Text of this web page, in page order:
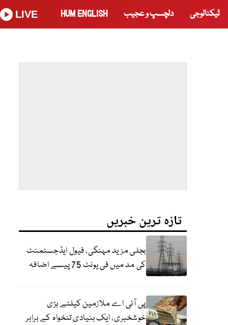
ٹیکنالوجی دلچسپ و عجیب HUM ENGLISH
LIVE
تازہ ترین خبریں
بجلی مزید مہنگی، فیول ایڈجسٹمنٹ
کی مد میں فی یونٹ 75 پیسے اضافہ
پی آئی اے ملازمین کیلئے بڑی
خوشخبری، ایک بنیادی تنخواہ کے برابر